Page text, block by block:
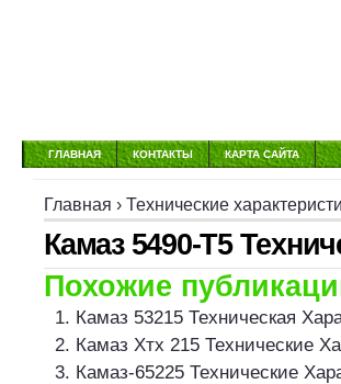
ГЛАВНАЯ КОНТАКТЫ КАРТА САЙТА
Главная › Технические
Камаз 5490-Т5
Похожие
Камаз 53215 Техническая
Камаз Хтх 215 Технические
Камаз-65225 Технические